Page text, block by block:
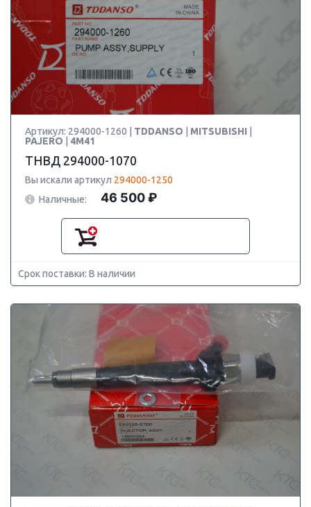
Артикул: 294000-1260 | TDDANSO MITSUBISHI
PAJERO
4M41
ТНВД 294000-1070
Вы искали артикул 294000-1250
Наличные:
46 500 ₽
Срок поставки: В наличии